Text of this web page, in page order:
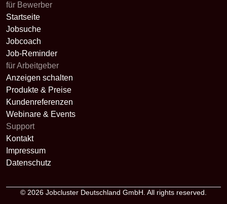
für Bewerber
Startseite
Jobsuche
Jobcoach
Job-Reminder
für Arbeitgeber
Anzeigen schalten
Produkte & Preise
Kundenreferenzen
Webinare & Events
Support
Kontakt
Impressum
Datenschutz
© 2026 Jobcluster Deutschland GmbH. All rights reserved.